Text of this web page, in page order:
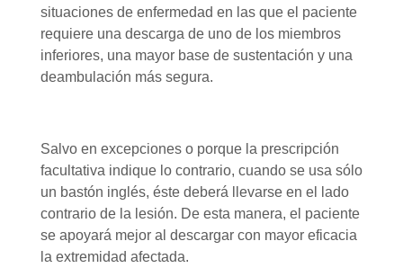
situaciones de enfermedad en las que el paciente
requiere una descarga de uno de los miembros
inferiores, una mayor base de sustentación y una
deambulación más segura.
Salvo en excepciones o porque la prescripción
facultativa indique lo contrario, cuando se usa sólo
un bastón inglés, éste deberá llevarse en el lado
contrario de la lesión. De esta manera, el paciente
se apoyará mejor al descargar con mayor eficacia
la extremidad afectada.